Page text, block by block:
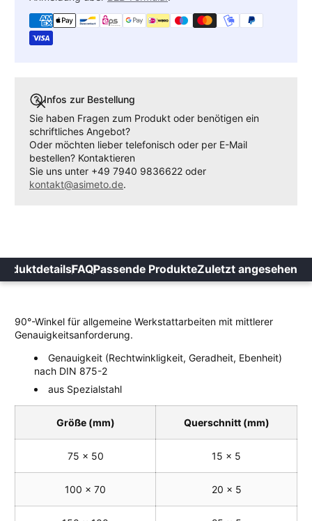
Infos zur Bestellung
Sie haben Fragen zum Produkt oder benötigen ein
schriftliches Angebot?
Oder möchten lieber telefonisch oder per E-Mail
bestellen? Kontaktieren
Sie uns unter +49 7940 9836622 oder
kontakt@asimeto.de.
FAQPassende ProdukteZuletzt angesehen
90°-Winkel für allgemeine Werkstattarbeiten mit mittlerer
Genauigkeitsanforderung.
Genauigkeit (Rechtwinkligkeit, Geradheit, Ebenheit)
nach DIN 875-2
aus Spezialstahl
Größe (mm) Querschnitt (mm)
75 x 50 15 x 5
100 x 70 20 x 5